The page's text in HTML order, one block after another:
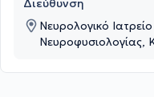
Διεύθυνση
Νευρολογικό